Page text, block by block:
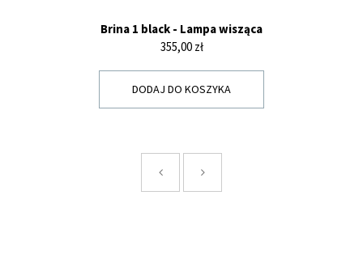
Brina 1 black - Lampa wisząca
Cena
355,00 zł
DODAJ DO KOSZYKA